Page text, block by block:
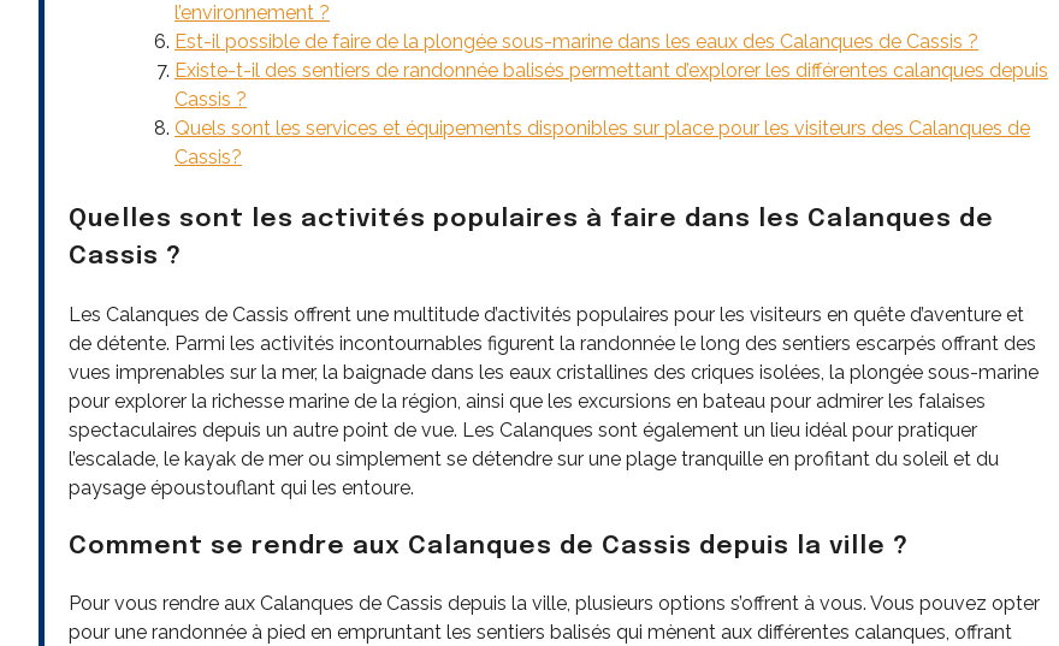
l’environnement ?
Est-il possible de faire de la plongée sous-marine dans les eaux des Calanques de Cassis ?
Existe-t-il des sentiers de randonnée balisés permettant d’explorer les différentes calanques depuis
Cassis ?
Quels sont les services et équipements disponibles sur place pour les visiteurs des Calanques de
Cassis?
Quelles sont les activités populaires à faire dans les Calanques de
Cassis ?
Les Calanques de Cassis offrent une multitude d’activités populaires pour les visiteurs en quête d’aventure et
de détente. Parmi les activités incontournables figurent la randonnée le long des sentiers escarpés offrant des
vues imprenables sur la mer, la baignade dans les eaux cristallines des criques isolées, la plongée sous-marine
pour explorer la richesse marine de la région, ainsi que les excursions en bateau pour admirer les falaises
spectaculaires depuis un autre point de vue. Les Calanques sont également un lieu idéal pour pratiquer
l’escalade, le kayak de mer ou simplement se détendre sur une plage tranquille en profitant du soleil et du
paysage époustouflant qui les entoure.
Comment se rendre aux Calanques de Cassis depuis la ville ?
Pour vous rendre aux Calanques de Cassis depuis la ville, plusieurs options s’offrent à vous. Vous pouvez opter
pour une randonnée à pied en empruntant les sentiers balisés qui mènent aux différentes calanques, offrant